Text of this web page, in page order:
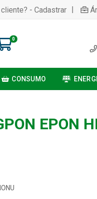
- Cadastrar |
0
CONSUMO
EPON